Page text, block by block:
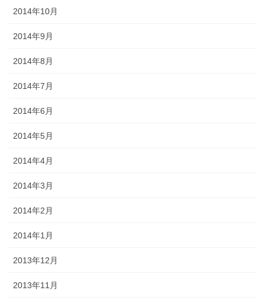
2014年10月
2014年9月
2014年8月
2014年7月
2014年6月
2014年5月
2014年4月
2014年3月
2014年2月
2014年1月
2013年12月
2013年11月